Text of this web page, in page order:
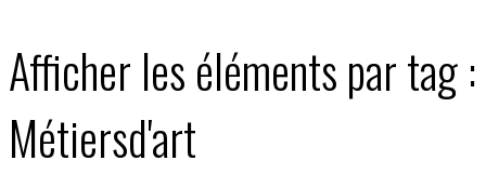
Afficher les éléments par tag :
Métiersd'art